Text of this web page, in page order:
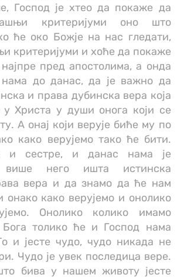
Господ је хтео да покаже да
критеријуми оно што
ће око Божје на нас гледати,
критеријуми и хоће да покаже
пред апостолима, а онда
до данас, да је важно да
и права дубинска вера која
у Христа у души онога који се
А онај који верује биће му по
како верујемо тако ће бити.
и сестре, и данас нама је
више него ишта истинска
вера и да знамо да ће нам
онако како верујемо и онолико
Онолико колико имамо
толико ће и Господ нама
и јесте чудо, чудо никада не
Чудо је увек последица вере.
бива у нашем животу јесте